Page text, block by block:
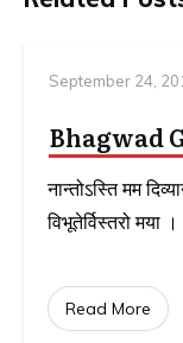
September 24,
Bhagwad
नान्तोऽस्ति मम
विभूतेर्विस्तरो
Read More